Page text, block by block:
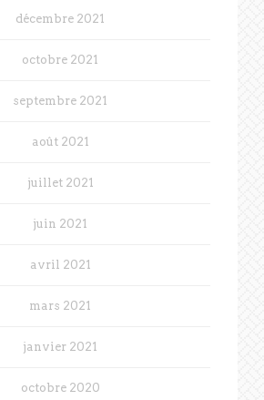
décembre 2021
octobre 2021
septembre 2021
août 2021
juillet 2021
juin 2021
avril 2021
mars 2021
janvier 2021
octobre 2020